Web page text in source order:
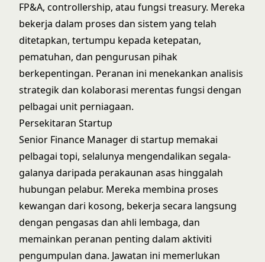
FP&A, controllership, atau fungsi treasury. Mereka
bekerja dalam proses dan sistem yang telah
ditetapkan, tertumpu kepada ketepatan,
pematuhan, dan pengurusan pihak
berkepentingan. Peranan ini menekankan analisis
strategik dan kolaborasi merentas fungsi dengan
pelbagai unit perniagaan.
Persekitaran Startup
Senior Finance Manager di startup memakai
pelbagai topi, selalunya mengendalikan segala-
galanya daripada perakaunan asas hinggalah
hubungan pelabur. Mereka membina proses
kewangan dari kosong, bekerja secara langsung
dengan pengasas dan ahli lembaga, dan
memainkan peranan penting dalam aktiviti
pengumpulan dana. Jawatan ini memerlukan